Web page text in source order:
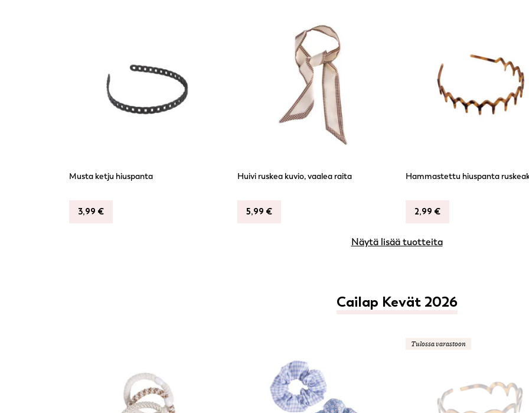
Musta ketju hiuspanta
3,99 €
Huivi ruskea kuvio, vaalea raita
5,99 €
Hammastettu hiuspanta
2,99 €
Näytä lisää tuotteita
Cailap Kevät 2026
Tulossa varastoon